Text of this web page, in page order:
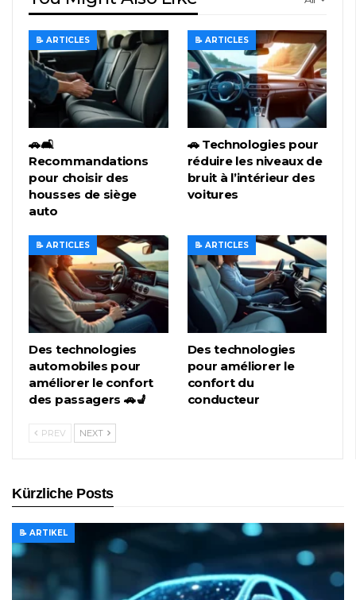
📝 ARTICLES
🚗🛋️
Recommandations
pour choisir des
housses de siège
auto
📝 ARTICLES
🚗 Technologies pour
réduire les niveaux de
bruit à l’intérieur des
voitures
📝 ARTICLES
Des technologies
automobiles pour
améliorer le confort
des passagers 🚗💺
📝 ARTICLES
Des technologies
pour améliorer le
confort du
conducteur
PREV NEXT
Kürzliche Posts
📝 ARTIKEL